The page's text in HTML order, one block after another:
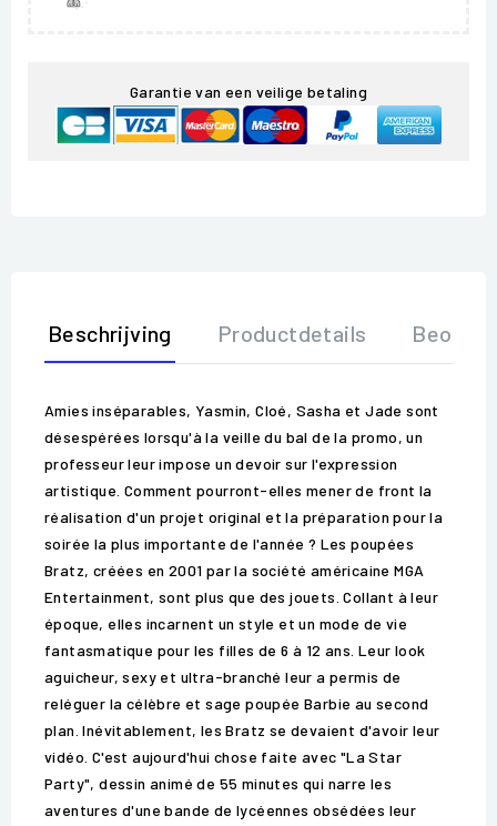
Garantie van een veilige betaling
Beschrijving Productdetails
Amies inséparables, Yasmin, Cloé, Sasha et Jade sont
désespérées lorsqu'à la veille du bal de la promo, un
professeur leur impose un devoir sur l'expression
artistique. Comment pourront-elles mener de front la
réalisation d'un projet original et la préparation pour la
soirée la plus importante de l'année ? Les poupées
Bratz, créées en 2001 par la société américaine MGA
Entertainment, sont plus que des jouets. Collant à leur
époque, elles incarnent un style et un mode de vie
fantasmatique pour les filles de 6 à 12 ans. Leur look
aguicheur, sexy et ultra-branché leur a permis de
reléguer la célèbre et sage poupée Barbie au second
plan. Inévitablement, les Bratz se devaient d'avoir leur
vidéo. C'est aujourd'hui chose faite avec "La Star
Party", dessin animé de 55 minutes qui narre les
aventures d'une bande de lycéennes obsédées leur